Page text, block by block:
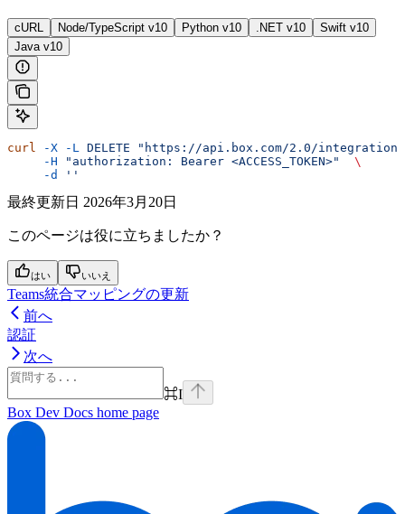
cURL Node/TypeScript v10 Python v10 .NET v10
Swift v10
Java v10
curl -X -L DELETE "https://api.box.com/2.0/
     -H
"authorization: Bearer <ACCESS_TOKEN>"
  \
     -d
''
最終更新日 2026年3月20日
このページは役に立ちましたか？
はい いいえ
Teams統合マッピングの更新
前へ
認証
次へ
⌘I
Box Dev Docs home page